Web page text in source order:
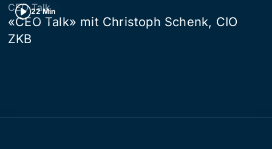
22 Min
CEO Talk
«CEO Talk» mit Christoph Schenk, CIO
ZKB